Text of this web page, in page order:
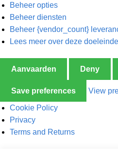
Beheer opties
Beheer diensten
Beheer {vendor_count}
Lees meer over deze
Aanvaarden Deny
Save preferences View
Cookie Policy
Privacy
Terms and Returns